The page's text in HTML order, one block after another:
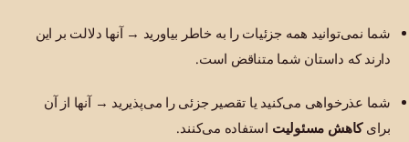
شما نمی‌توانید همه جزئیات را به خاطر بیاورید → آنها دلالت بر این
دارند که داستان شما متناقض است.
شما عذرخواهی می‌کنید یا تقصیر جزئی را می‌پذیرید → آنها از آن
برایکاهش مسئولیت استفاده می‌کنند.